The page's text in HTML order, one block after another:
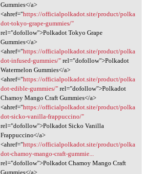
Gummies</a>
<ahref="https://officialpolkadot.site/product/polka
dot-tokyo-grape-gummies/"
rel="dofollow">Polkadot Tokyo Grape
Gummies</a>
<ahref="https://officialpolkadot.site/product/polka
dot-infused-gummies/"rel="dofollow">Polkadot
Watermelon Gummies</a>
<ahref="https://officialpolkadot.site/product/polka
dot-edible-gummies/"rel="dofollow">Polkadot
Chamoy Mango Craft Gummies</a>
<ahref="https://officialpolkadot.site/product/polka
dot-sicko-vanilla-frappuccino/"
rel="dofollow">Polkadot Sicko Vanilla
Frappuccino</a>
<ahref="https://officialpolkadot.site/product/polka
dot-chamoy-mango-craft-gummie...
rel="dofollow">Polkadot Chamoy Mango Craft
Gummies</a>